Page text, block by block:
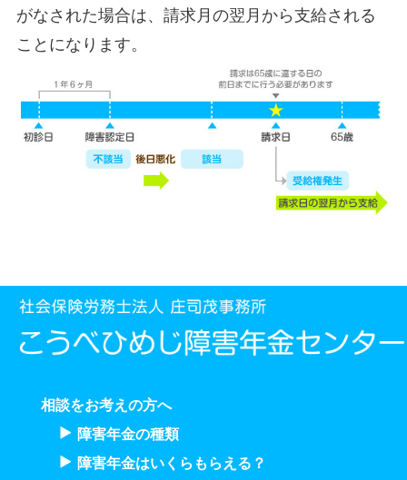
がなされた場合は、請求月の翌月から支給される
ことになります。
相談をお考えの方へ
障害年金の種類
障害年金はいくらもらえる？